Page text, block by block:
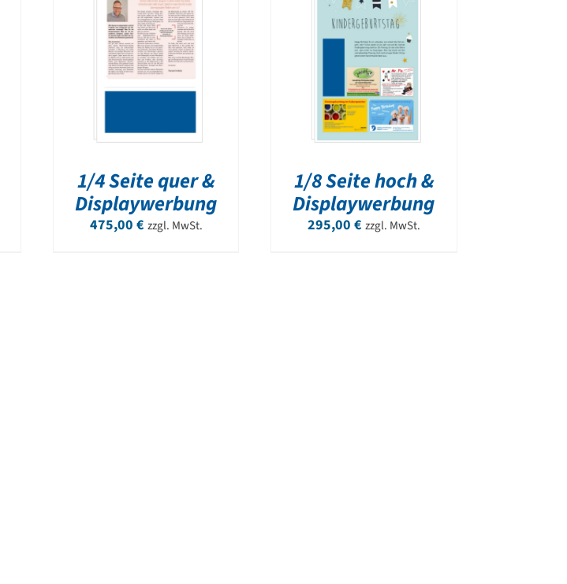
1/4 Seite quer &
Displaywerbung
475,00 € zzgl. MwSt.
1/8 Seite hoch &
Displaywerbung
295,00 € zzgl. MwSt.